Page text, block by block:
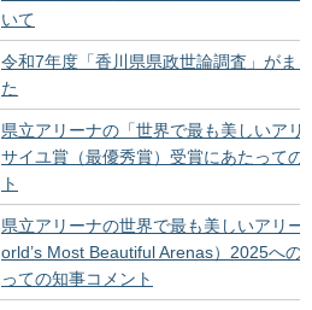
いて
令和7年度「香川県県政世論調査」がま
た
県立アリーナの「世界で最も美しいアリ
サイユ賞（最優秀賞）受賞にあたっての
ト
県立アリーナの世界で最も美しいアリー
orld’s Most Beautiful Arenas）2025への
っての知事コメント